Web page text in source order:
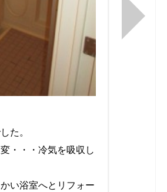
た。
・・・冷気を吸収し
い浴室へとリフォー